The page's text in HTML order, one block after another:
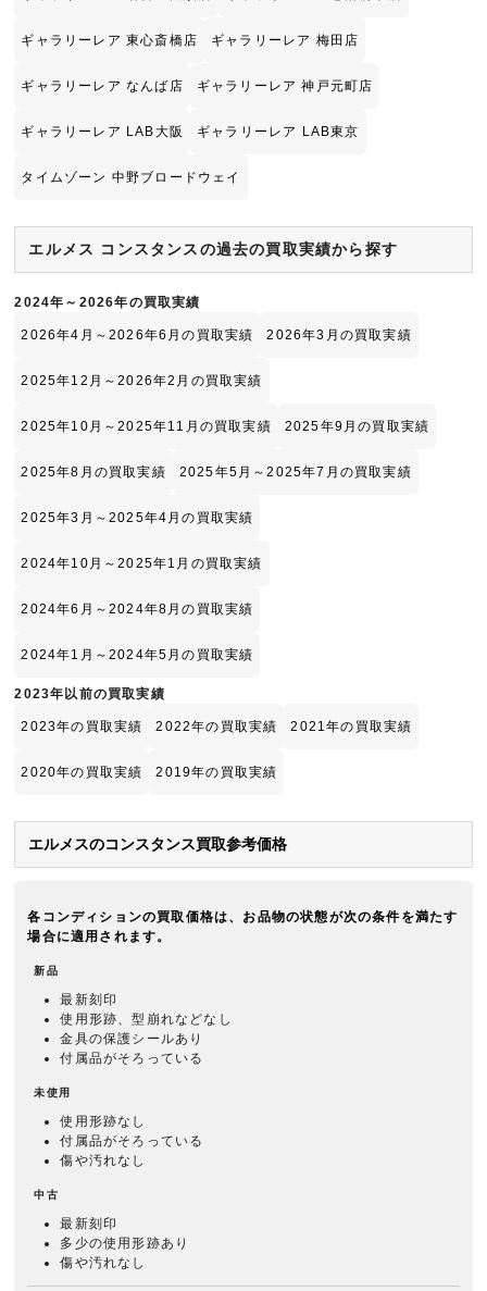
ギャラリーレア 東心斎橋店 ギャラリーレア 梅田店
ギャラリーレア なんば店 ギャラリーレア 神戸元町店
ギャラリーレア LAB大阪 ギャラリーレア LAB東京
タイムゾーン 中野ブロードウェイ
エルメス コンスタンスの過去の買取実績から探す
2024年～2026年の買取実績
2026年4月～2026年6月の買取実績 2026年3月の買取実績
2025年12月～2026年2月の買取実績
2025年10月～2025年11月の買取実績 2025年9月の買取実績
2025年8月の買取実績 2025年5月～2025年7月の買取実績
2025年3月～2025年4月の買取実績
2024年10月～2025年1月の買取実績
2024年6月～2024年8月の買取実績
2024年1月～2024年5月の買取実績
2023年以前の買取実績
2023年の買取実績 2022年の買取実績 2021年の買取実績
2020年の買取実績 2019年の買取実績
エルメスのコンスタンス買取参考価格
各コンディションの買取価格は、お品物の状態が次の条件を満たす
場合に適用されます。
新品
最新刻印
使用形跡、型崩れなどなし
金具の保護シールあり
付属品がそろっている
未使用
使用形跡なし
付属品がそろっている
傷や汚れなし
中古
最新刻印
多少の使用形跡あり
傷や汚れなし